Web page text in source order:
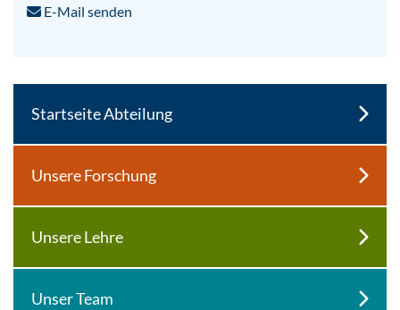
E-Mail senden
Startseite Abteilung
Unsere Forschung
Unsere Lehre
Unser Team